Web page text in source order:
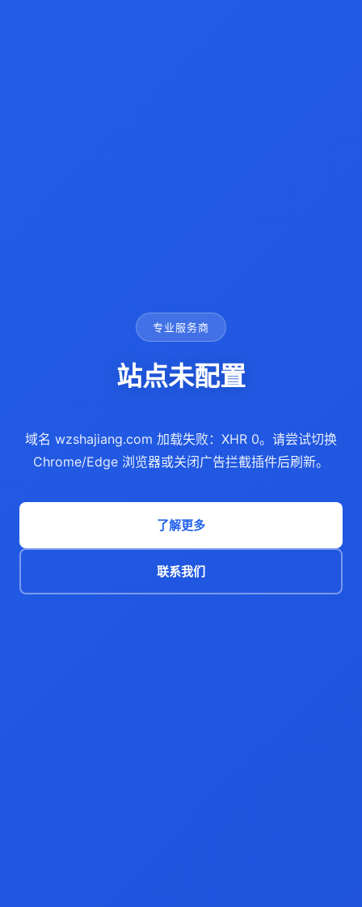
专业服务商
站点未配置
域名 wzshajiang.com 加载失败：XHR 0。请尝试切换
Chrome/Edge 浏览器或关闭广告拦截插件后刷新。
了解更多
联系我们